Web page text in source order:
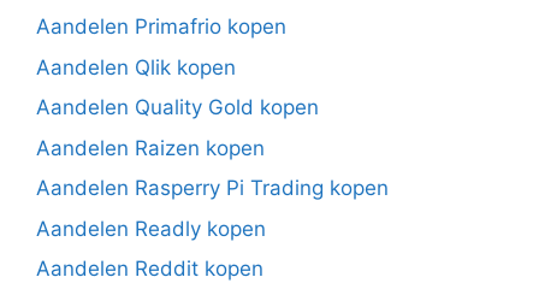
Aandelen Primafrio kopen
Aandelen Qlik kopen
Aandelen Quality Gold kopen
Aandelen Raizen kopen
Aandelen Rasperry Pi Trading kopen
Aandelen Readly kopen
Aandelen Reddit kopen